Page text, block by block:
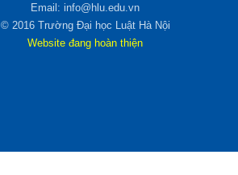
Email: info@hlu.edu.vn
© 2016 Trường Đại học Luật Hà Nội
Website đang hoàn thiện